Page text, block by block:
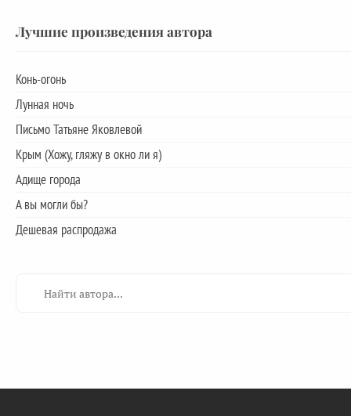
Лучшие произведения автора
Конь-огонь
Лунная ночь
Письмо Татьяне Яковлевой
Крым (Хожу, гляжу в окно ли я)
Адище города
А вы могли бы?
Дешевая распродажа